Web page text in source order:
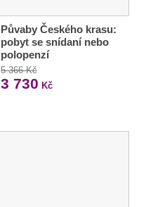
Půvaby Českého krasu:
pobyt se snídaní nebo
polopenzí
5 366 Kč
3 730 Kč